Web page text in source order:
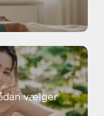
vælger